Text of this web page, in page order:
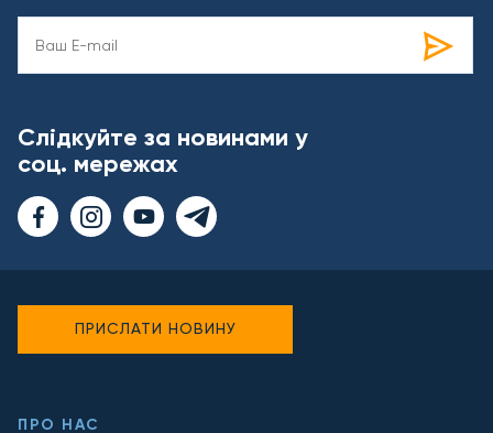
Слідкуйте за новинами у
соц. мережах
ПРО НАС
ПРИСЛАТИ НОВИНУ